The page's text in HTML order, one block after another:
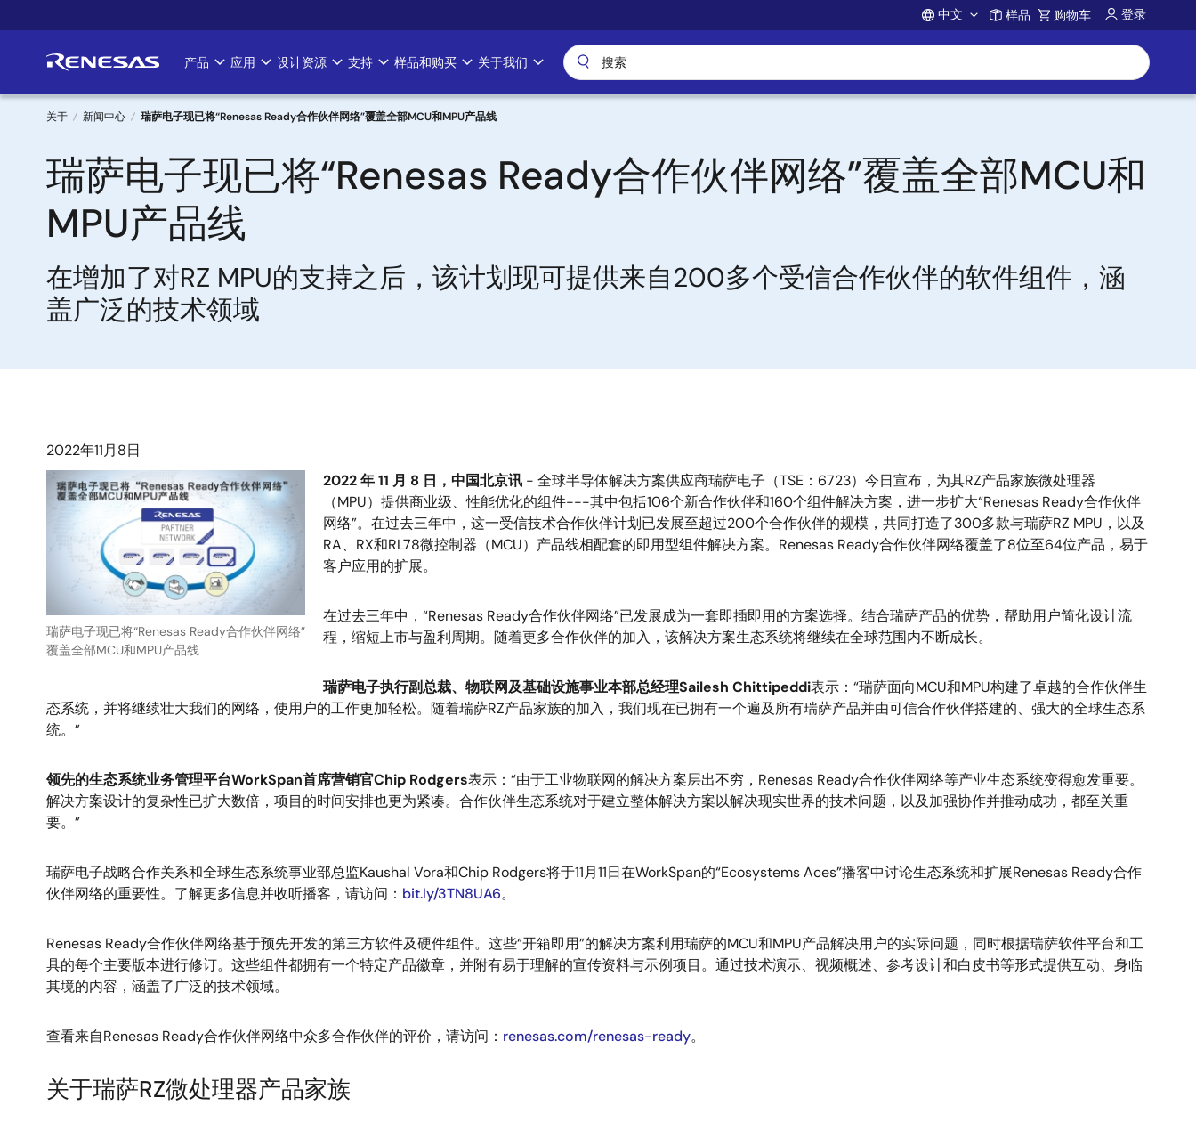
转
要
Account
中文 样品 购物车 登录
Main
navigation
产品 应用 设计资源 支持 样品和购买 关于我们
面
包
屑
关于 新闻中心 瑞萨电子现已将“Renesas Ready合作伙伴网络”覆盖全部MCU和MPU产品线
瑞萨电子现已将“Renesas Ready合作伙伴网络”覆盖全部MCU和
MPU产品线
在增加了对RZ MPU的支持之后，该计划现可提供来自200多个受信合作伙伴的软件组件，涵
盖广泛的技术领域
2022年11月8日
瑞萨电子现已将“Renesas Ready合作伙伴网络”
覆盖全部MCU和MPU产品线
2022 年 11 月 8 日，中国北京讯 - 全球半导体解决方案供应商瑞萨电子（TSE：6723）今日宣布，为其RZ产品家族微处理器
（MPU）提供商业级、性能优化的组件---其中包括106个新合作伙伴和160个组件解决方案，进一步扩大“Renesas Ready合作伙伴
网络”。在过去三年中，这一受信技术合作伙伴计划已发展至超过200个合作伙伴的规模，共同打造了300多款与瑞萨RZ MPU，以及
RA、RX和RL78微控制器（MCU）产品线相配套的即用型组件解决方案。Renesas Ready合作伙伴网络覆盖了8位至64位产品，易于
客户应用的扩展。
在过去三年中，“Renesas Ready合作伙伴网络”已发展成为一套即插即用的方案选择。结合瑞萨产品的优势，帮助用户简化设计流
程，缩短上市与盈利周期。随着更多合作伙伴的加入，该解决方案生态系统将继续在全球范围内不断成长。
瑞萨电子执行副总裁、物联网及基础设施事业本部总经理Sailesh Chittipeddi表示：“瑞萨面向MCU和MPU构建了卓越的合作伙伴生
态系统，并将继续壮大我们的网络，使用户的工作更加轻松。随着瑞萨RZ产品家族的加入，我们现在已拥有一个遍及所有瑞萨产品并由可信合作伙伴搭建的、强大的全球生态系
统。”
领先的生态系统业务管理平台WorkSpan首席营销官Chip Rodgers表示：“由于工业物联网的解决方案层出不穷，Renesas Ready合作伙伴网络等产业生态系统变得愈发重要。
解决方案设计的复杂性已扩大数倍，项目的时间安排也更为紧凑。合作伙伴生态系统对于建立整体解决方案以解决现实世界的技术问题，以及加强协作并推动成功，都至关重
要。”
瑞萨电子战略合作关系和全球生态系统事业部总监Kaushal Vora和Chip Rodgers将于11月11日在WorkSpan的“Ecosystems Aces”播客中讨论生态系统和扩展Renesas Ready合作
伙伴网络的重要性。了解更多信息并收听播客，请访问： bit.ly/3TN8UA6。
Renesas Ready合作伙伴网络基于预先开发的第三方软件及硬件组件。这些“开箱即用”的解决方案利用瑞萨的MCU和MPU产品解决用户的实际问题，同时根据瑞萨软件平台和工
具的每个主要版本进行修订。这些组件都拥有一个特定产品徽章，并附有易于理解的宣传资料与示例项目。通过技术演示、视频概述、参考设计和白皮书等形式提供互动、身临
其境的内容，涵盖了广泛的技术领域。
查看来自Renesas Ready合作伙伴网络中众多合作伙伴的评价，请访问： renesas.com/renesas-ready。
关于瑞萨RZ微处理器产品家族